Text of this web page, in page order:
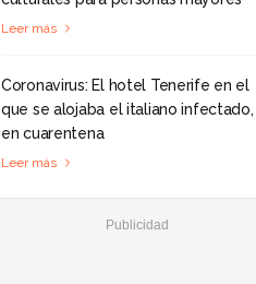
Leer más
Coronavirus: El hotel Tenerife en el
que se alojaba el italiano infectado,
en cuarentena
Leer más